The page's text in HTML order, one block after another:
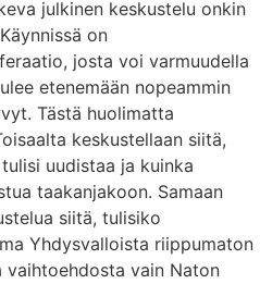
julkinen keskustelu onkin
on
josta voi varmuudella
etenemään nopeammin
Tästä huolimatta
keskustellaan siitä,
uudistaa ja kuinka
taakanjakoon. Samaan
siitä, tulisiko
Yhdysvalloista riippumaton
vain Naton